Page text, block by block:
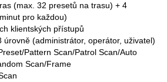
(max. 32 presetů na trasu) + 4
pro každou)
klientských přístupů
úrovně (administrátor, operátor, uživatel)
Pattern Scan/Patrol Scan/Auto
Scan/Frame